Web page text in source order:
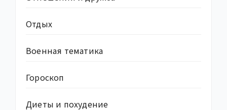
Отдых
Военная тематика
Гороскоп
Диеты и похудение